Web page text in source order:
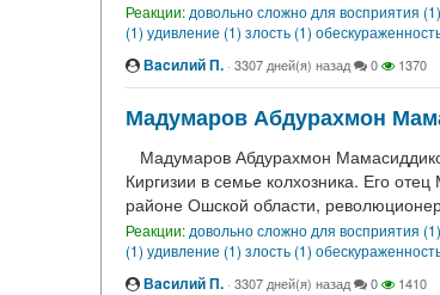
Реакции: довольно сложно для восприятия (1)
(1) удивление (1) злость (1)
Вacилий П. · 3307 дней(я) назад 0 1370
Мадумаров Абдурахмон
Мадумаров Абдурахмон
Киргизии в семье колхозника. Его
районе Ошской области,
Реакции: довольно сложно для восприятия (1)
(1) удивление (1) злость (1)
Вacилий П. · 3307 дней(я) назад 0 1410